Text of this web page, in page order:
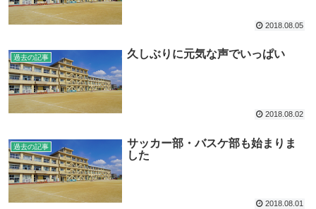
2018.08.05
過去の記事 久しぶりに元気な声でいっぱい
2018.08.02
過去の記事
サッカー部・バスケ部も始まりま
した
2018.08.01